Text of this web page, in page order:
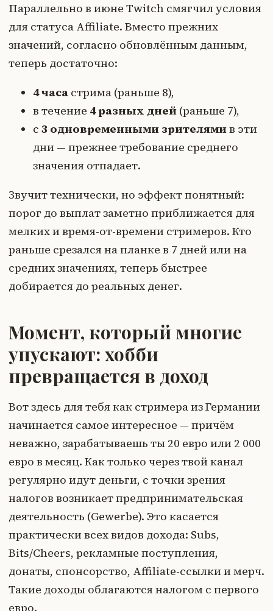
Параллельно в июне Twitch смягчил условия
для статуса Affiliate. Вместо прежних
значений, согласно обновлённым данным,
теперь достаточно:
4 часа стрима (раньше 8),
в течение 4 разных дней (раньше 7),
с 3 одновременными зрителямив эти
дни — прежнее требование среднего
значения отпадает.
Звучит технически, но эффект понятный:
порог до выплат заметно приближается для
мелких и время-от-времени стримеров. Кто
раньше срезался на планке в 7 дней или на
средних значениях, теперь быстрее
добирается до реальных денег.
Момент, который многие
упускают: хобби
превращается в доход
Вот здесь для тебя как стримера из Германии
начинается самое интересное — причём
неважно, зарабатываешь ты 20 евро или 2 000
евро в месяц. Как только через твой канал
регулярно идут деньги, с точки зрения
налогов возникает предпринимательская
деятельность (Gewerbe). Это касается
практически всех видов дохода: Subs,
Bits/Cheers, рекламные поступления,
донаты, спонсорство, Affiliate-ссылки и мерч.
Такие доходы облагаются налогом с первого
евро.